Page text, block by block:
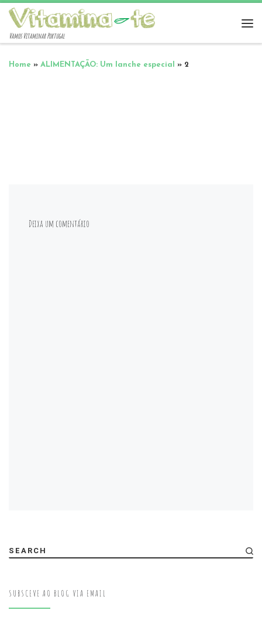
Vamos Vitaminar Portugal
Home » ALIMENTAÇÃO: Um lanche especial » 2
Deixa um comentário
SEARCH
SUBSCEVE AO BLOG VIA EMAIL